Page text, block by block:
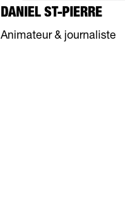
DANIEL ST-PIERRE
Animateur & journaliste